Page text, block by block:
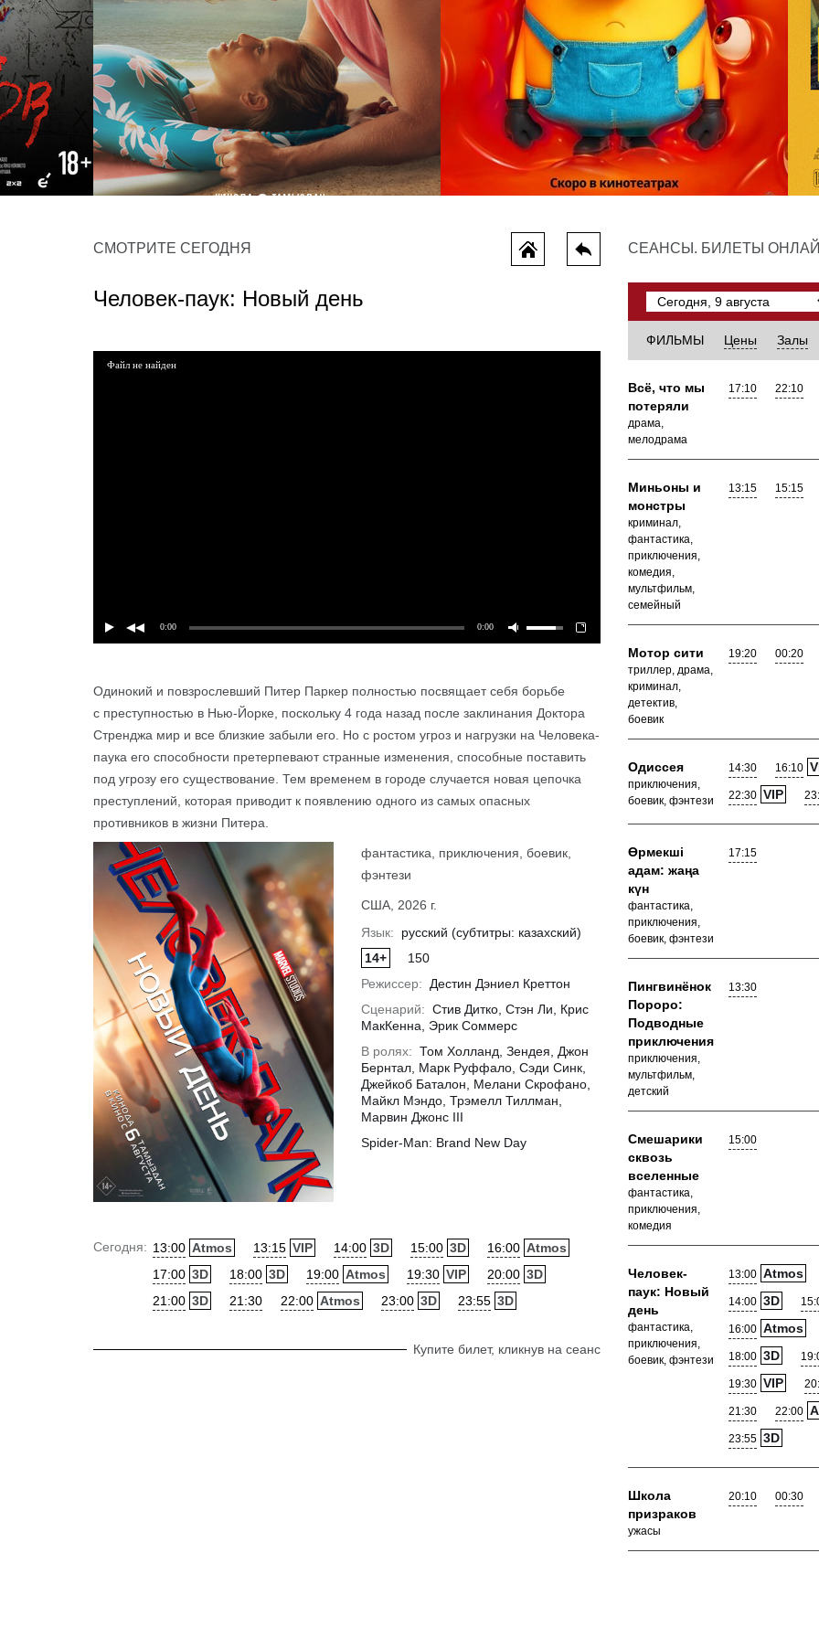
Подробнее
Миньоны и монстры
Подробнее
СМОТРИТЕ СЕГОДНЯ
Человек-паук: Новый день
Файл не найден
0:00 0:00
Одинокий и повзрослевший Питер Паркер полностью посвящает себя борьбе
с преступностью в Нью-Йорке, поскольку 4 года назад после заклинания Доктора
Стренджа мир и все близкие забыли его. Но с ростом угроз и нагрузки на Человека-
паука его способности претерпевают странные изменения, способные поставить
под угрозу его существование. Тем временем в городе случается новая цепочка
преступлений, которая приводит к появлению одного из самых опасных
противников в жизни Питера.
фантастика, приключения, боевик,
фэнтези
США, 2026 г.
Язык:
русский (субтитры: казахский)
14+
150
Режиссер:
Дестин Дэниел Креттон
Сценарий: Стив Дитко, Стэн Ли, Крис
МакКенна, Эрик Соммерс
В ролях: Том Холланд, Зендея, Джон
Бернтал, Марк Руффало, Сэди Синк,
Джейкоб Баталон, Мелани Скрофано,
Майкл Мэндо, Трэмелл Тиллман,
Марвин Джонс III
Spider-Man: Brand New Day
Сегодня: 13:00 Atmos 13:15 VIP 14:00 3D 15:00 3D 16:00 Atmos
17:00 3D 18:00 3D 19:00 Atmos 19:30 VIP 20:00 3D
21:00 3D 21:30 22:00 Atmos 23:00 3D 23:55 3D
Купите билет, кликнув на сеанс
СЕАНСЫ. БИЛЕТЫ
ФИЛЬМЫ Цены Залы
Всё, что мы
потеряли
драма,
мелодрама
17:10 22:10
Миньоны и
монстры
криминал,
фантастика,
приключения,
комедия,
мультфильм,
семейный
13:15 15:15
Мотор сити
триллер, драма,
криминал,
детектив,
боевик
19:20 00:20
Одиссея
приключения,
боевик, фэнтези
14:30 16:10
22:30 VIP
Өрмекші
адам: жаңа
күн
фантастика,
приключения,
боевик, фэнтези
17:15
Пингвинёнок
Пороро:
Подводные
приключения
приключения,
мультфильм,
детский
13:30
Смешарики
сквозь
вселенные
фантастика,
приключения,
комедия
15:00
Человек-
паук: Новый
день
фантастика,
приключения,
боевик, фэнтези
13:00 Atmos
14:00 3D
16:00 Atmos
18:00 3D
19:30 VIP
21:30 22:00
23:55 3D
Школа
призраков
ужасы
20:10 00:30